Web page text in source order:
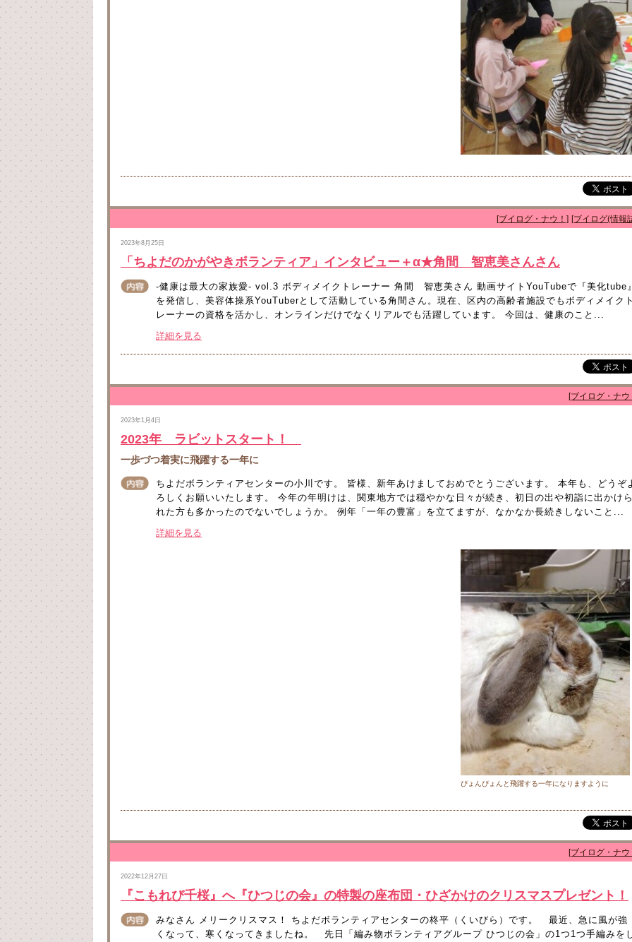
[ブイログ・ナウ！] [ブイログ(情報
2023年8月25日
「ちよだのかがやきボランティア」インタビュー＋α★角間 智恵美さんさん
-健康は最大の家族愛- vol.3 ボディメイクトレーナー 角間 智恵美さん 動画サイトYouTubeで『美化tube
を発信し、美容体操系YouTuberとして活動している角間さん。現在、区内の高齢者施設でもボディメイク
レーナーの資格を活かし、オンラインだけでなくリアルでも活躍しています。 今回は、健康のこと...
詳細を見る
[ブイログ・ナウ
2023年1月4日
2023年 ラビットスタート！
一歩づつ着実に飛躍する一年に
ちよだボランティアセンターの小川です。 皆様、新年あけましておめでとうございます。 本年も、どうぞ
ろしくお願いいたします。 今年の年明けは、関東地方では穏やかな日々が続き、初日の出や初詣に出かけ
れた方も多かったのでないでしょうか。 例年「一年の豊富」を立てますが、なかなか長続きしないこと...
詳細を見る
ぴょんぴょんと飛躍する一年になりますように
[ブイログ・ナウ
2022年12月27日
『こもれび千桜』へ『ひつじの会』の特製の座布団・ひざかけのクリスマスプレゼント！
みなさん メリークリスマス！ ちよだボランティアセンターの柊平（くいびら）です。 最近、急に風が強
くなって、寒くなってきましたね。 先日「編み物ボランティアグループ ひつじの会」の1つ1つ手編みを